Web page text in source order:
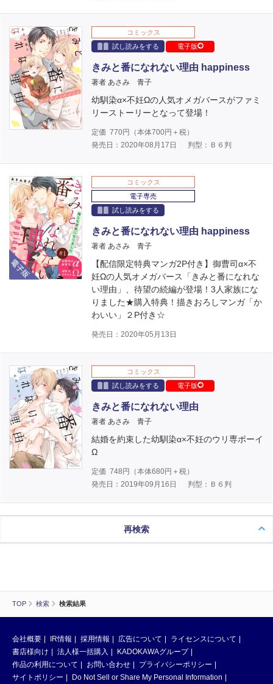
TOP 検索 検索結果
コミックス
試し読みをする
電子版
きみと番になれない理由 happiness
著者 あさみ 青子
幼馴染α×不妊Ωの人気オメガバースがファミ
リーストーリーとなって登場！
定価 770円（本体700円＋税）
発売日：2020年08月17日
判型：Ｂ６判
電子版
コミックス
電子専売
試し読みをする
きみと番になれない理由 happiness
著者 あさみ 青子
【配信限定特典マンガ2P付き】御曹司α×不
妊Ωの人気オメガバース「きみと番になれな
い理由」、待望の続編が登場！3人家族にな
りました★購入特典！描きおろしマンガ「か
わいい」２P付き☆
発売日：2020年05月13日
コミックス
試し読みをする
電子版
きみと番になれない理由
著者 あさみ 青子
結婚を約束した幼馴染α×不妊のウリ専ボーイ
Ω
定価 748 円（本体680円＋税）
発売日：2019年09月16日
判型：Ｂ６判
再検索
会社概要 IR情報 採用情報 広告について
ライセンスについて
書店様向け
法人様一括購入
KADOKAWAグループ
作品の利用について
お問い合わせ
プライバシーポリシー
サイトポリシー
Do Not Sell or Share My Personal Information